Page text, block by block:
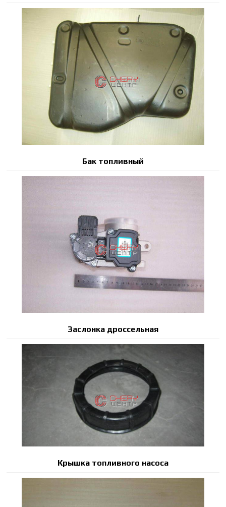
Бак топливный
Заслонка дроссельная
Крышка топливного насоса